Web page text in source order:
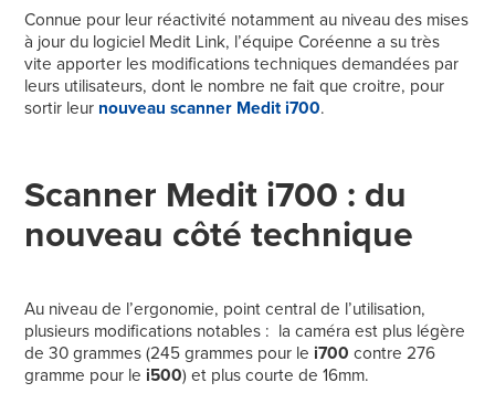
Connue pour leur réactivité notamment au niveau des mises
à jour du logiciel Medit Link, l’équipe Coréenne a su très
vite apporter les modifications techniques demandées par
leurs utilisateurs, dont le nombre ne fait que croitre, pour
sortir leur nouveau scanner Medit i700.
Scanner Medit i700 : du
nouveau côté technique
Au niveau de l’ergonomie, point central de l’utilisation,
plusieurs modifications notables : la caméra est plus légère
de 30 grammes (245 grammes pour le i700 contre 276
gramme pour le i500) et plus courte de 16mm.